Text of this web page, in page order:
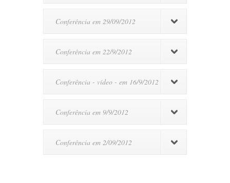
Conferência em 29/09/2012
Conferência em 22/9/2012
Conferência - vídeo - em 16/9/2012
Conferência em 9/9/2012
Conferência em 2/09/2012